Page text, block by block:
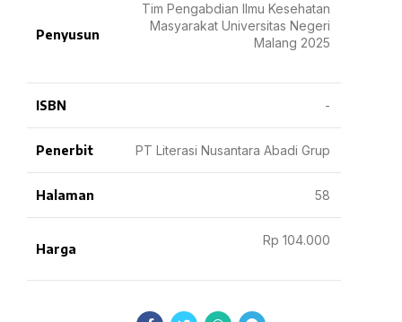
Penyusun
Tim Pengabdian Ilmu Kesehatan
Masyarakat Universitas Negeri
Malang 2025
ISBN -
Penerbit PT Literasi Nusantara Abadi Grup
Halaman 58
Harga
Rp 104.000